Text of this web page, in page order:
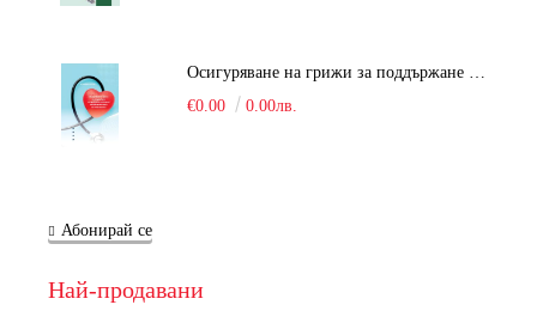
€0.00
0.00лв.
Абонирай се
Най-продавани